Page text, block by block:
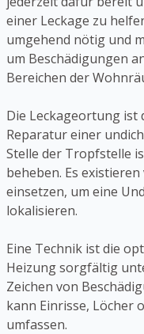
einer Leckage zu
umgehend nötig und
um Beschädigungen
Bereichen der
Die Leckageortung
Reparatur einer
Stelle der Tropfstelle
beheben. Es
einsetzen, um eine
lokalisieren.
Eine Technik ist die
Heizung sorgfältig
Zeichen von
kann Einrisse, Löcher
umfassen.